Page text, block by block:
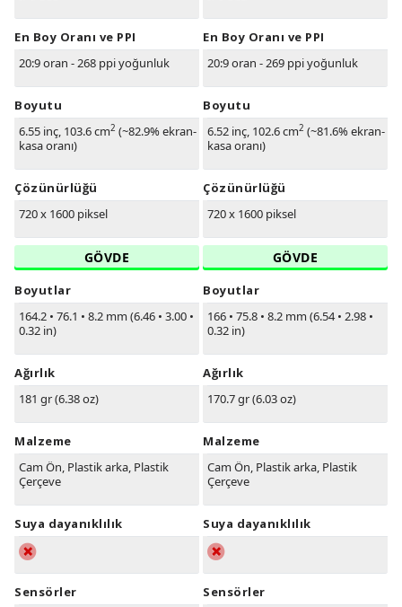
En Boy Oranı ve PPI
20:9 oran - 268 ppi yoğunluk
Boyutu
6.55 inç, 103.6 cm2 (~82.9% ekran-
kasa oranı)
Çözünürlüğü
720 x 1600 piksel
GÖVDE
Boyutlar
164.2 • 76.1 • 8.2 mm (6.46 • 3.00 •
0.32 in)
Ağırlık
181 gr (6.38 oz)
Malzeme
Cam Ön, Plastik arka, Plastik
Çerçeve
Suya dayanıklılık
Sensörler
En Boy Oranı ve PPI
20:9 oran - 269 ppi yoğunluk
Boyutu
6.52 inç, 102.6 cm2 (~81.6% ekran-
kasa oranı)
Çözünürlüğü
720 x 1600 piksel
GÖVDE
Boyutlar
166 • 75.8 • 8.2 mm (6.54• 2.98 •
0.32 in)
Ağırlık
170.7 gr (6.03 oz)
Malzeme
Cam Ön, Plastik arka, Plastik
Çerçeve
Suya dayanıklılık
Sensörler